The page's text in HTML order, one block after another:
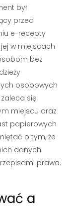
był
przed
e-recepty
w miejscach
bez
osobowych
się
miejscu oraz
papierowych
o tym, że
danych
prawa.
a